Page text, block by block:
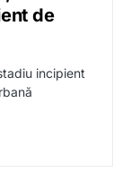
de
incipient